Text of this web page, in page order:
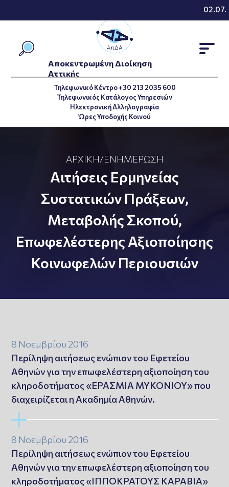
Τηλεφωνικό Κέντρο +30 213 2035 600
Τηλεφωνικός Κατάλογος Υπηρεσιών
Ηλεκτρονική Αλληλογραφία
Ώρες Υποδοχής Κοινού
Αποκεντρωμένη Διοίκηση
Αττικής
ΑΡΧΙΚΉ/ΕΝΗΜΈΡΩΣΗ
Αιτήσεις Ερμηνείας
Συστατικών Πράξεων,
Μεταβολής Σκοπού,
Επωφελέστερης Αξιοποίησης
Κοινωφελών Περιουσιών
8 Νοεμβρίου 2016
Περίληψη αιτήσεως ενώπιον του Εφετείου
Αθηνών για την επωφελέστερη αξιοποίηση του
κληροδοτήματος «ΕΡΑΣΜΙΑ ΜΥΚΟΝΙΟΥ» που
διαχειρίζεται η Ακαδημία Αθηνών.
8 Νοεμβρίου 2016
Περίληψη αιτήσεως ενώπιον του Εφετείου
Αθηνών για την επωφελέστερη αξιοποίηση του
κληροδοτήματος «ΙΠΠΟΚΡΑΤΟΥΣ ΚΑΡΑΒΙΑ»